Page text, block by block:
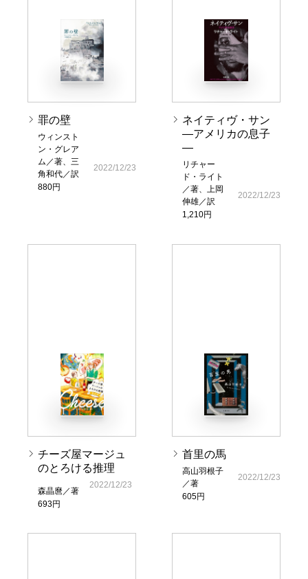
罪の壁
ウィンスト
ン・グレア
ム／著、三
角和代／訳
880円
2022/12/23
ネイティヴ・サン
―アメリカの息子
―
リチャー
ド・ライト
／著、上岡
伸雄／訳
1,210円
2022/12/23
チーズ屋マージュ
のとろける推理
森晶麿／著
693円
2022/12/23
首里の馬
高山羽根子
／著
605円
2022/12/23